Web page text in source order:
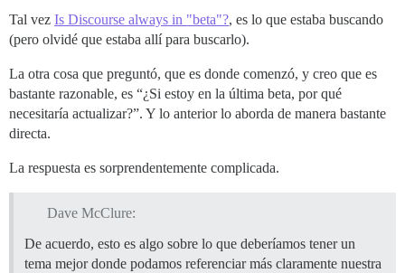
Tal vez Is Discourse always in "beta"?, es lo que estaba buscando
(pero olvidé que estaba allí para buscarlo).
La otra cosa que preguntó, que es donde comenzó, y creo que es
bastante razonable, es “¿Si estoy en la última beta, por qué
necesitaría actualizar?”. Y lo anterior lo aborda de manera bastante
directa.
La respuesta es sorprendentemente complicada.
Dave McClure:
De acuerdo, esto es algo sobre lo que deberíamos tener un
tema mejor donde podamos referenciar más claramente nuestra